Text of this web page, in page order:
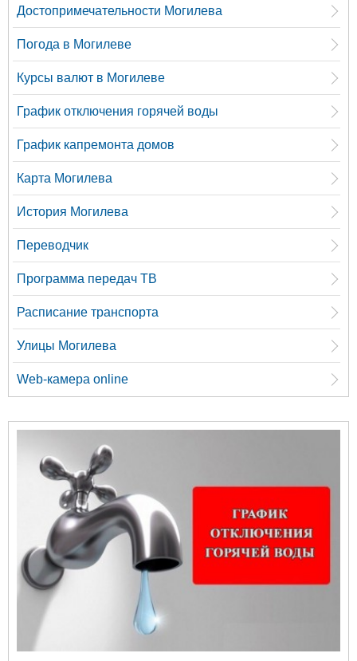
Достопримечательности Могилева
Погода в Могилеве
Курсы валют в Могилеве
График отключения горячей воды
График капремонта домов
Карта Могилева
История Могилева
Переводчик
Программа передач ТВ
Расписание транспорта
Улицы Могилева
Web-камера online